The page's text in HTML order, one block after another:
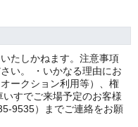
たしかねます。注意事項
い。 ・いかなる理由にお
ークション利用等）、権
すでご来場予定のお客様
9535）までご連絡をお願